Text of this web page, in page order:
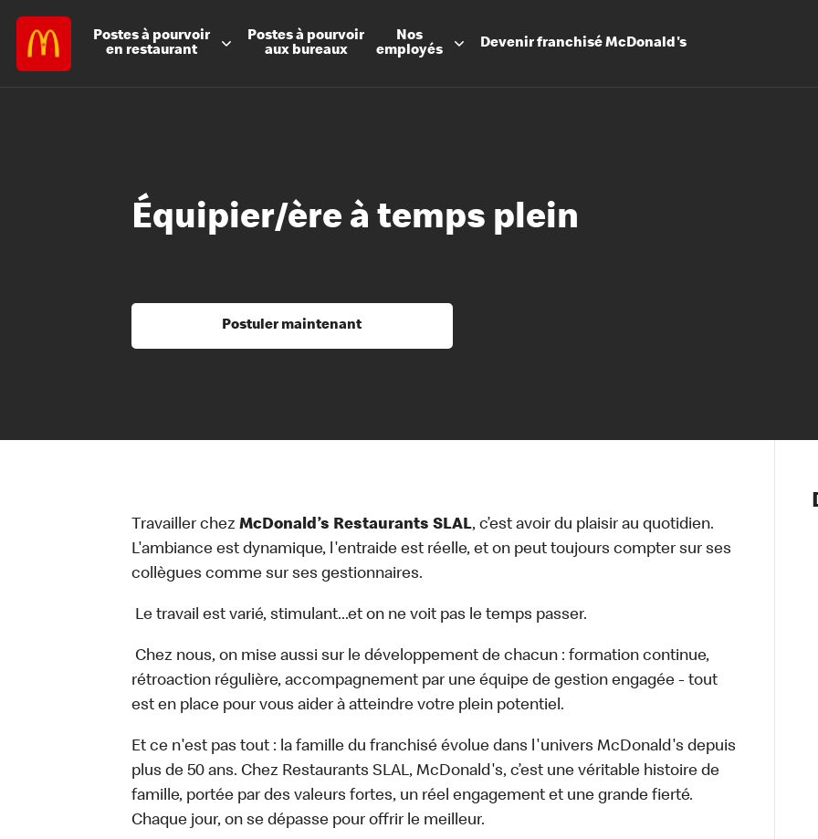
Postes à pourvoir
en restaurant
Postes à pourvoir
aux bureaux
Nos
employés
DevenirfranchiséMcDonald's
Les
Notre
Nos
Santé et
Équipier/ère à temps plein
Postuler maintenant
Travailler chez McDonald’s Restaurants SLAL, c’est avoir du plaisir au quotidien.
L'ambiance est dynamique, l'entraide est réelle, et on peut toujours compter sur ses
collègues comme sur ses gestionnaires.
Le travail est varié, stimulant...et on ne voit pas le temps passer.
Chez nous, on mise aussi sur le développement de chacun : formation continue,
rétroaction régulière, accompagnement par une équipe de gestion engagée - tout
est en place pour vous aider à atteindre votre plein potentiel.
Et ce n'est pas tout : la famille du franchisé évolue dans l'univers McDonald's depuis
plus de 50 ans. Chez Restaurants SLAL, McDonald's, c’est une véritable histoire de
famille, portée par des valeurs fortes, un réel engagement et une grande fierté.
Chaque jour, on se dépasse pour offrir le meilleur.